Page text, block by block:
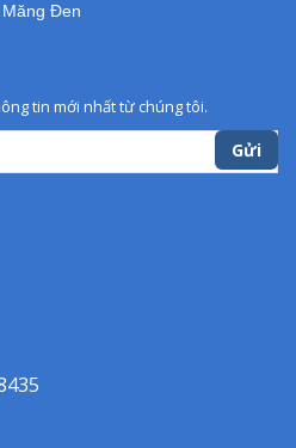
Đen
tin mới nhất từ chúng tôi.
Gửi